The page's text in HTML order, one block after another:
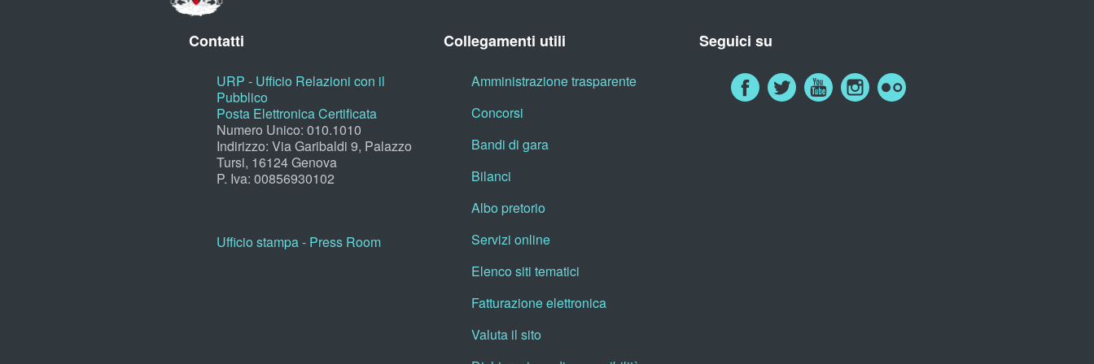
Contatti
URP - Ufficio Relazioni con il
Pubblico
Posta Elettronica Certificata
Numero Unico: 010.1010
Indirizzo: Via Garibaldi 9, Palazzo
Tursi, 16124 Genova
P. Iva: 00856930102
Ufficio stampa - Press Room
Collegamenti utili
Amministrazione trasparente
Concorsi
Bandi di gara
Bilanci
Albo pretorio
Servizi online
Elenco siti tematici
Fatturazione elettronica
Valuta il sito
Seguici su